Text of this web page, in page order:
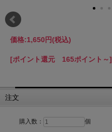
価格:1,650円(税込)
[ポイント還元 165ポイント～]
注文
購入数： 個